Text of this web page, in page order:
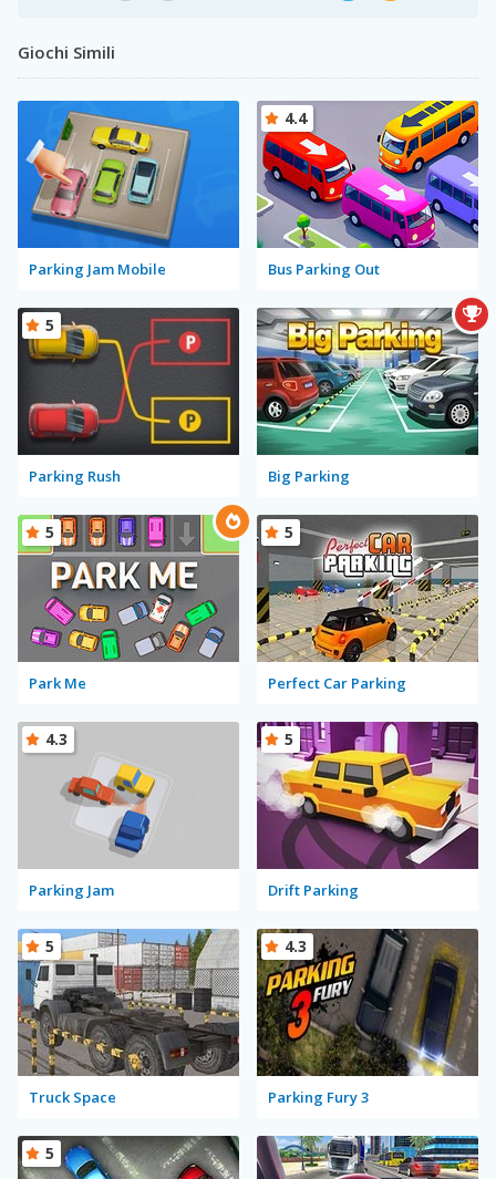
Giochi Simili
Parking Jam Mobile Bus Parking Out
4.4
Parking Rush
5
Big Parking
Park Me
5
Perfect Car Parking
5
Parking Jam
4.3
Drift Parking
5
Truck Space
5
Parking Fury 3
4.3
5